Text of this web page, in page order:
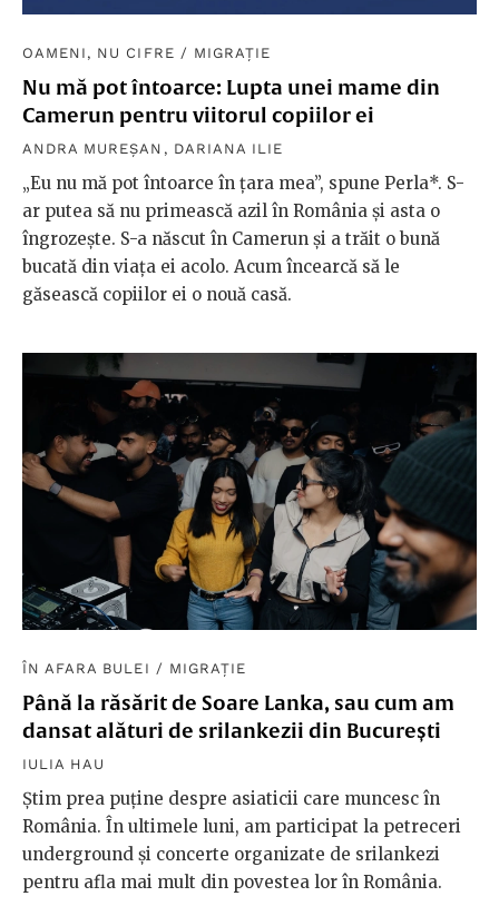
OAMENI, NU CIFRE / MIGRAȚIE
Nu mă pot întoarce: Lupta unei mame din
Camerun pentru viitorul copiilor ei
ANDRA MUREȘAN , DARIANA ILIE
„Eu nu mă pot întoarce în țara mea”, spune Perla*. S-
ar putea să nu primească azil în România și asta o
îngrozește. S-a născut în Camerun și a trăit o bună
bucată din viața ei acolo. Acum încearcă să le
găsească copiilor ei o nouă casă.
ÎN AFARA BULEI / MIGRAȚIE
Până la răsărit de Soare Lanka, sau cum am
dansat alături de srilankezii din București
IULIA HAU
Știm prea puține despre asiaticii care muncesc în
România. În ultimele luni, am participat la petreceri
underground și concerte organizate de srilankezi
pentru afla mai mult din povestea lor în România.